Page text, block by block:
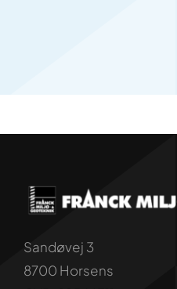
Sandøvej 3
8700 Horsens